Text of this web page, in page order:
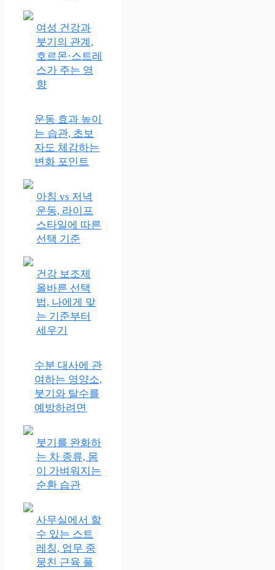
여성 건강과
붓기의 관계,
호르몬·스트레
스가 주는 영
향
운동 효과 높이
는 습관, 초보
자도 체감하는
변화 포인트
아침 vs 저녁
운동, 라이프
스타일에 따른
선택 기준
건강 보조제
올바른 선택
법, 나에게 맞
는 기준부터
세우기
수분 대사에 관
여하는 영양소,
붓기와 탈수를
예방하려면
붓기를 완화하
는 차 종류, 몸
이 가벼워지는
순환 습관
사무실에서 할
수 있는 스트
레칭, 업무 중
뭉친 근육 풀